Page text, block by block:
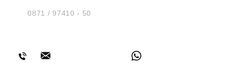
Tel.:0871 / 97410 - 50